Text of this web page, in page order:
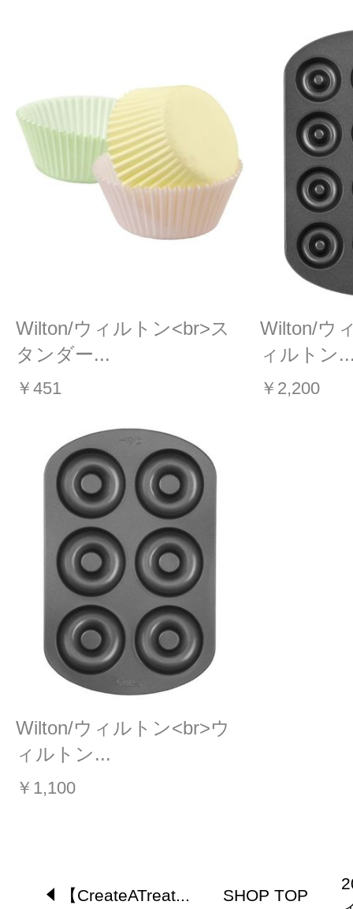
Wilton/ウィルトン<br>ス
タンダー...
￥451
Wilton/ウ
ィルトン
￥2,200
Wilton/ウィルトン<br>ウ
ィルトン...
￥1,100
【CreateATreat... SHOP TOP